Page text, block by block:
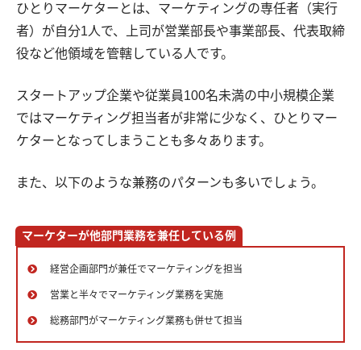
ひとりマーケターとは、マーケティングの専任者（実行
者）が自分1人で、上司が営業部長や事業部長、代表取締
役など他領域を管轄している人です。
スタートアップ企業や従業員100名未満の中小規模企業
ではマーケティング担当者が非常に少なく、ひとりマー
ケターとなってしまうことも多々あります。
また、以下のような兼務のパターンも多いでしょう。
マーケターが他部門業務を兼任している例
経営企画部門が兼任でマーケティングを担当
営業と半々でマーケティング業務を実施
総務部門がマーケティング業務も併せて担当